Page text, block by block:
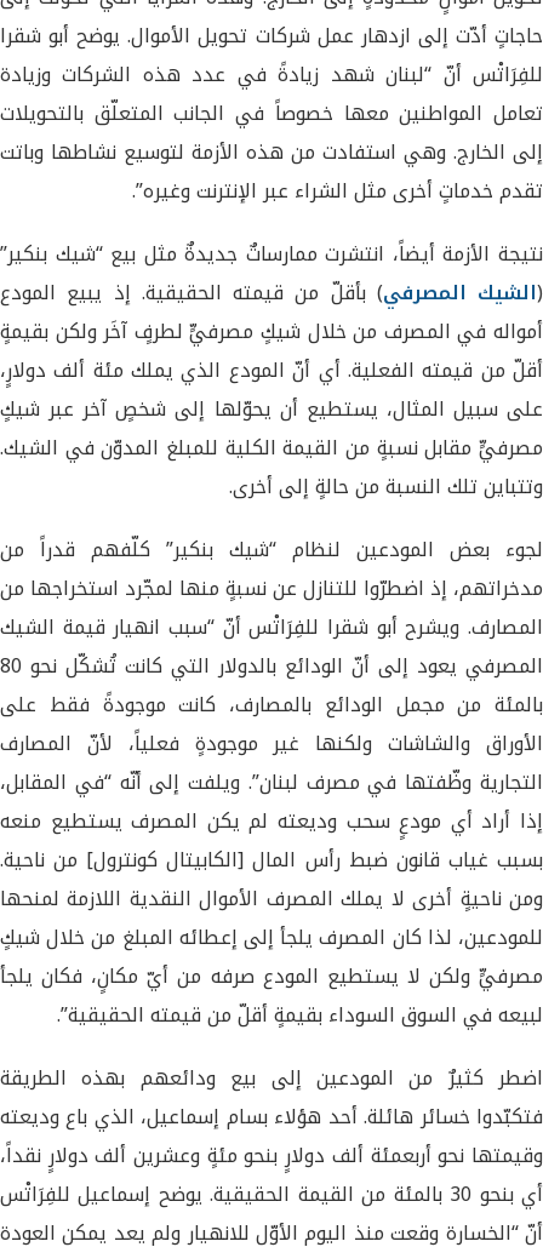
حاجاتٍ أدّت إلى ازدهار عمل شركات تحويل الأموال. يوضح أبو شقرا
للفِرَاتْس أنّ “لبنان شهد زيادةً في عدد هذه الشركات وزيادة
تعامل المواطنين معها خصوصاً في الجانب المتعلّق بالتحويلات
إلى الخارج. وهي استفادت من هذه الأزمة لتوسيع نشاطها وباتت
تقدم خدماتٍ أخرى مثل الشراء عبر الإنترنت وغيره”.
نتيجة الأزمة أيضاً، انتشرت ممارساتٌ جديدةٌ مثل بيع “شيك بنكير”
(الشيك المصرفي) بأقلّ من قيمته الحقيقية. إذ يبيع المودع
أمواله في المصرف من خلال شيكٍ مصرفيٍّ لطرفٍ آخَر ولكن بقيمةٍ
أقلّ من قيمته الفعلية. أي أنّ المودع الذي يملك مئة ألف دولارٍ،
على سبيل المثال، يستطيع أن يحوّلها إلى شخصٍ آخر عبر شيكٍ
مصرفيٍّ مقابل نسبةٍ من القيمة الكلية للمبلغ المدوّن في الشيك.
وتتباين تلك النسبة من حالةٍ إلى أخرى.
لجوء بعض المودعين لنظام “شيك بنكير” كلّفهم قدراً من
مدخراتهم، إذ اضطرّوا للتنازل عن نسبةٍ منها لمجّرد استخراجها من
المصارف. ويشرح أبو شقرا للفِرَاتْس أنّ “سبب انهيار قيمة الشيك
المصرفي يعود إلى أنّ الودائع بالدولار التي كانت تُشكّل نحو 80
بالمئة من مجمل الودائع بالمصارف، كانت موجودةً فقط على
الأوراق والشاشات ولكنها غير موجودةٍ فعلياً، لأنّ المصارف
التجارية وظّفتها في مصرف لبنان”. ويلفت إلى أنّه “في المقابل،
إذا أراد أي مودعٍ سحب وديعته لم يكن المصرف يستطيع منعه
بسبب غياب قانون ضبط رأس المال [الكابيتال كونترول] من ناحية.
ومن ناحيةٍ أخرى لا يملك المصرف الأموال النقدية اللازمة لمنحها
للمودعين، لذا كان المصرف يلجأ إلى إعطائه المبلغ من خلال شيكٍ
مصرفيٍّ ولكن لا يستطيع المودع صرفه من أيّ مكانٍ، فكان يلجأ
لبيعه في السوق السوداء بقيمةٍ أقلّ من قيمته الحقيقية”.
اضطر كثيرٌ من المودعين إلى بيع ودائعهم بهذه الطريقة
فتكبّدوا خسائر هائلة. أحد هؤلاء بسام إسماعيل، الذي باع وديعته
وقيمتها نحو أربعمئة ألف دولارٍ بنحو مئةٍ وعشرين ألف دولارٍ نقداً،
أي بنحو 30 بالمئة من القيمة الحقيقية. يوضح إسماعيل للفِرَاتْس
أنّ “الخسارة وقعت منذ اليوم الأوّل للانهيار ولم يعد يمكن العودة